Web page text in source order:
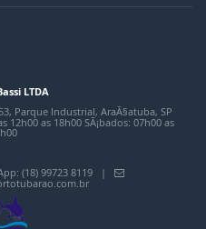
LTDA
Parque Industrial, AraÃ§atuba, SP
12h00 as 18h00 SÃ¡bados: 07h00 as
(18) 99723 8119 |